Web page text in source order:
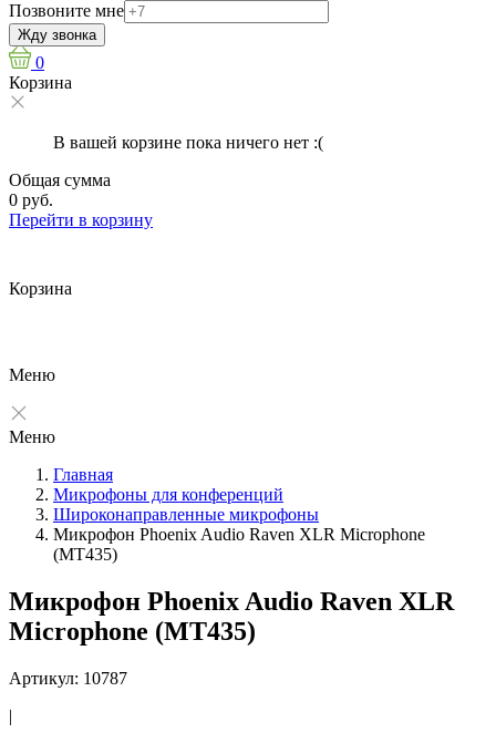
Позвоните мне
Жду звонка
0
Корзина
В вашей корзине пока ничего нет :(
Общая сумма
0 руб.
Перейти в корзину
Корзина
Меню
Меню
Главная
Микрофоны для конференций
Широконаправленные микрофоны
Микрофон Phoenix Audio Raven XLR Microphone
(MT435)
Микрофон Phoenix Audio Raven XLR
Microphone (MT435)
Артикул: 10787
|